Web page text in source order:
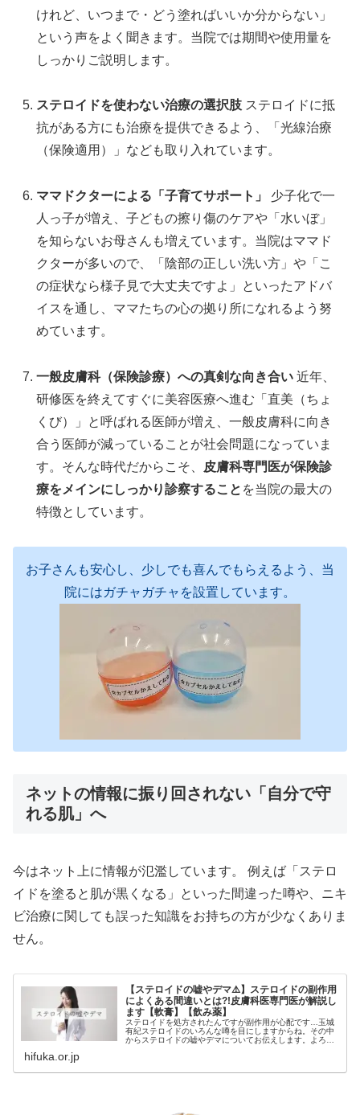
けれど、いつまで・どう塗ればいいか分からない」
という声をよく聞きます。当院では期間や使用量を
しっかりご説明します。
ステロイドを使わない治療の選択肢 ステロイドに抵
抗がある方にも治療を提供できるよう、「光線治療
（保険適用）」なども取り入れています。
ママドクターによる「子育てサポート」
少子化で一
人っ子が増え、子どもの擦り傷のケアや「水いぼ」
を知らないお母さんも増えています。当院はママド
クターが多いので、「陰部の正しい洗い方」や「こ
の症状なら様子見で大丈夫ですよ」といったアドバ
イスを通し、ママたちの心の拠り所になれるよう努
めています。
一般皮膚科（保険診療）への真剣な向き合い 近年、
研修医を終えてすぐに美容医療へ進む「直美（ちょ
くび）」と呼ばれる医師が増え、一般皮膚科に向き
合う医師が減っていることが社会問題になっていま
す。そんな時代だからこそ、
皮膚科専門医が保険診
療をメインにしっかり診察すること を当院の最大の
特徴としています。
お子さんも安心し、少しでも喜んでもらえるよう、当
院にはガチャガチャを設置しています。
ネットの情報に振り回されない「自分で守
れる肌」へ
今はネット上に情報が氾濫しています。 例えば「ステロ
イドを塗ると肌が黒くなる」といった間違った噂や、ニキ
ビ治療に関しても誤った知識をお持ちの方が少なくありま
せん。
【ステロイドの嘘やデマ⚠️】ステロイドの副作用
によくある間違いとは?!皮膚科医専門医が解説し
ます【軟膏】【飲み薬】
ステロイドを処方されたんですが副作用が心配です…玉城
有紀ステロイドのいろんな噂を目にしますからね。その中
からステロイドの嘘やデマについてお伝えします。よろし
hifuka.or.jp